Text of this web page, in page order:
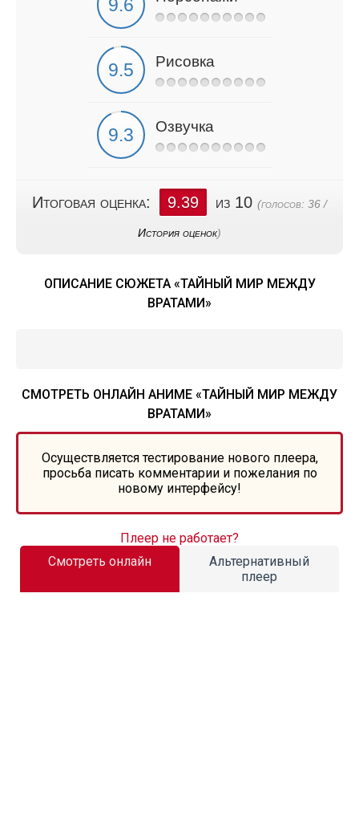
Рисовка
Озвучка
Итоговая оценка: 9.39 из 10 (голосов: 36 /
История оценок)
ОПИСАНИЕ СЮЖЕТА «ТАЙНЫЙ МИР МЕЖДУ
ВРАТАМИ»
СМОТРЕТЬ ОНЛАЙН АНИМЕ «ТАЙНЫЙ МИР МЕЖДУ
ВРАТАМИ»
Осуществляется тестирование нового плеера,
просьба писать комментарии и пожелания по
новому интерфейсу!
Смотреть онлайн
Альтернативный
плеер
Плеер не работает?